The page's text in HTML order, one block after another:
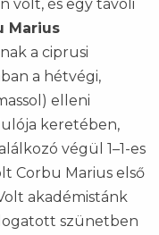
volt, és egy távoli
Marius
a ciprusi
a hétvégi,
elleni
keretében,
végül 1–1-es
Corbu Marius első
akadémistánk
szünetben